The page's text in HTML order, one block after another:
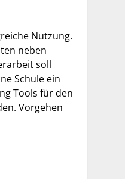
Nutzung.
neben
soll
Schule ein
Tools für den
Vorgehen